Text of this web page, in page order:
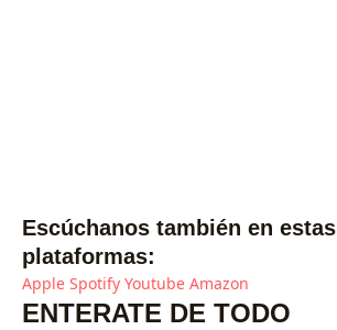
Escúchanos también en estas
plataformas:
Apple Spotify Youtube Amazon
ENTERATE DE TODO